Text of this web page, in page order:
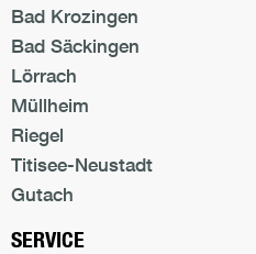
Bad Krozingen
Bad Säckingen
Lörrach
Müllheim
Riegel
Titisee-Neustadt
Gutach
SERVICE